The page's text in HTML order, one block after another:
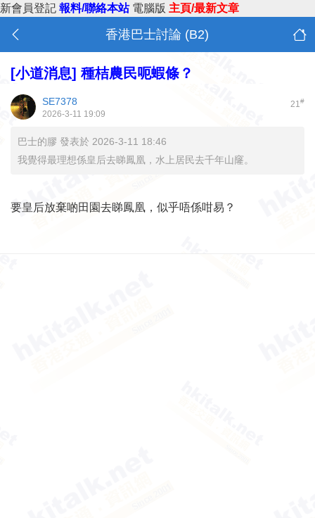
新會員登記 報料/聯絡本站 電腦版 主頁/最新文章
香港巴士討論 (B2)
[小道消息] 種桔農民呃蝦條？
21#
SE7378
2026-3-11 19:09
巴士的膠 發表於 2026-3-11 18:46
我覺得最理想係皇后去睇鳳凰，水上居民去千年山窿。
要皇后放棄啲田園去睇鳳凰，似乎唔係咁易？